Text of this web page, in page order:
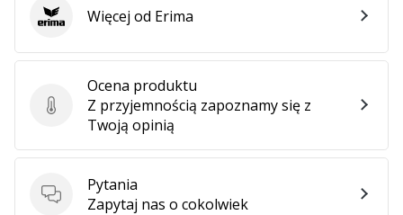
Ocena produktu
Ocena produktu
Z przyjemnością zapoznamy się z
Twoją opinią
Pytania
Pytania
Zapytaj nas o cokolwiek
Erima Więcej od Erima